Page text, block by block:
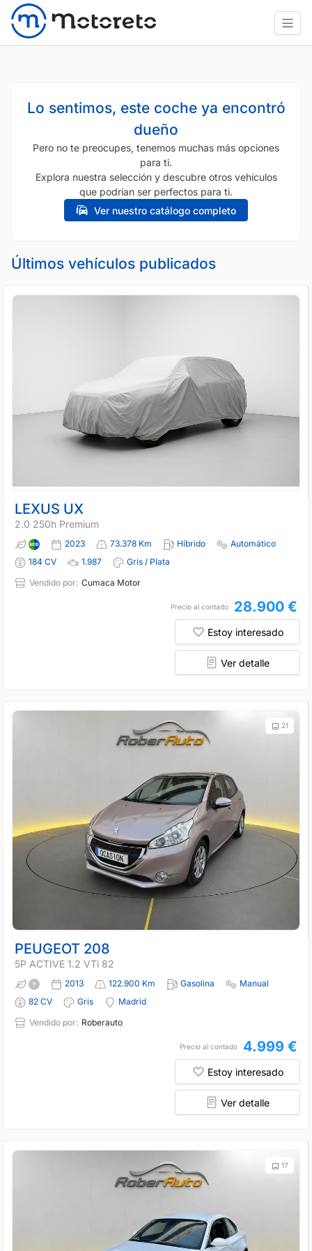
Lo sentimos, este coche ya encontró
dueño
Pero no te preocupes, tenemos muchas más opciones
para ti.
Explora nuestra selección y descubre otros vehículos
que podrían ser perfectos para ti.
Ver nuestro catálogo completo
Últimos vehículos publicados
LEXUS UX
2.0 250h Premium
2023 73.378 Km Híbrido
Automático
184 CV
1.987
Gris / Plata
Vendido por: Cumaca Motor
Precio al contado 28.900 €
Estoy interesado
Ver detalle
21
PEUGEOT 208
5P ACTIVE 1.2 VTi 82
2013 122.900 Km Gasolina
Manual
82 CV
Gris
Madrid
Vendido por: Roberauto
Precio al contado 4.999 €
Estoy interesado
Ver detalle
17